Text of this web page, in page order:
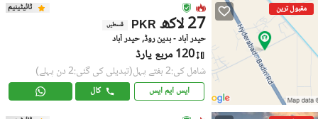
مقبول ترین ٹائیٹینیم
PKR 27 لاکھ قسطیں
حیدر آباد - بدین روڈ, حیدر آباد
120 مربع یارڈ
شامل کی:2 ہفتے پہل (تبدیلی کی گئی:2 دن پہلے)
ایس ایم ایس کال